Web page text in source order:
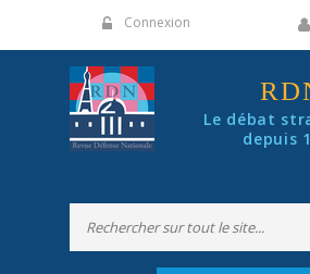
Connexion
Le débat
depuis